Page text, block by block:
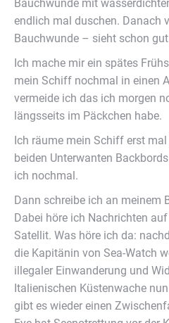
Bauchwunde mit
endlich mal duschen. Danach
Bauchwunde – sieht schon
Ich mache mir ein spätes
mein Schiff nochmal in einen
vermeide ich das ich morgen
längsseits im Päckchen habe.
Ich räume mein Schiff erst
beiden Unterwanten
ich nochmal.
Dann schreibe ich an meinem
Dabei höre ich Nachrichten
Satellit. Was höre ich da:
die Kapitänin von Sea-Watch
illegaler Einwanderung und
Italienischen Küstenwache
gibt es wieder einen